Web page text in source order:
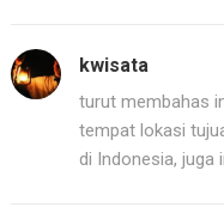
kwisata
turut membahas
tempat lokasi
di Indonesia, juga